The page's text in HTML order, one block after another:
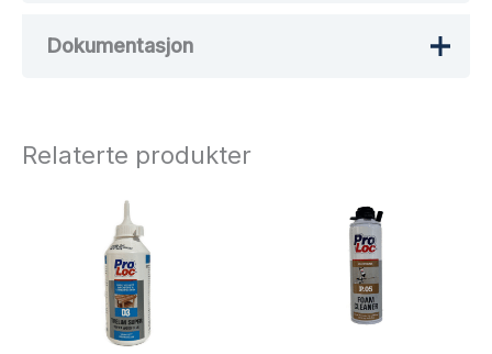
Det er ingen omtaler ennå.
EXPRESS MONTASJELIM – OPPTIL
120 KG/ 1 cm2!!!»
Din e-postadresse vil ikke bli publisert.
Obligatoriske felt er merket med
Vurderingen din
Omtalen din
Dokumentasjon
Testrapport Rosenheim
Sikkerhetsdatablad Download
Teknisk data Download
Testrapport VOC
Relaterte produkter